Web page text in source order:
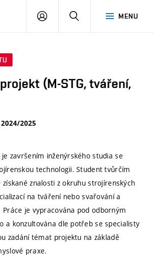
MENU
PŘIHLÁSIT
(M-STG, tváření,
2025
završením inženýrského studia se
technologii. Student tvůrčím
získané znalosti z okruhu strojírenských
na tváření nebo svařování a
Práce je vypracována pod odborným
a konzultována dle potřeb se specialisty
zadání témat projektu na základě
praxe.